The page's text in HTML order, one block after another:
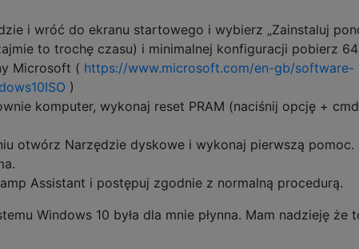
i wróć do ekranu startowego i wybierz „Zainstaluj
to trochę czasu) i minimalnej konfiguracji pobierz
Microsoft ( https://www.microsoft.com/en-gb/software-
)
komputer, wykonaj reset PRAM (naciśnij opcję +
otwórz Narzędzie dyskowe i wykonaj pierwszą pomoc.
Assistant i postępuj zgodnie z normalną procedurą.
Windows 10 była dla mnie płynna. Mam nadzieję że